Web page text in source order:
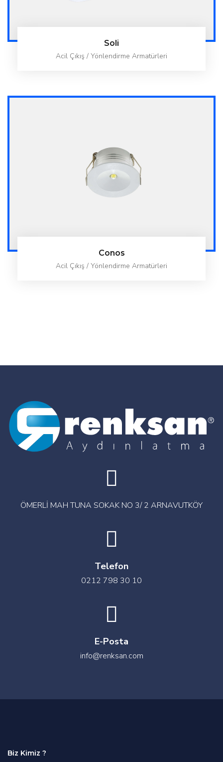
Soli
Acil Çıkış / Yönlendirme Armatürleri
Conos
Acil Çıkış / Yönlendirme Armatürleri
ÖMERLİ MAH TUNA SOKAK NO 3/ 2 ARNAVUTKÖY
Telefon
0212 798 30 10
E-Posta
info@renksan.com
Biz Kimiz ?